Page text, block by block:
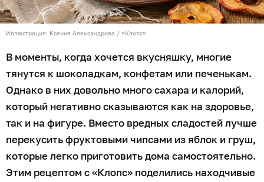
Иллюстрация: Ксения Александрова / «Клопс»
В моменты, когда хочется вкусняшку, многие
тянутся к шоколадкам, конфетам или печенькам.
Однако в них довольно много сахара и калорий,
который негативно сказываются как на здоровье,
так и на фигуре. Вместо вредных сладостей лучше
перекусить фруктовыми чипсами из яблок и груш,
которые легко приготовить дома самостоятельно.
Этим рецептом с «Клопс» поделились находчивые